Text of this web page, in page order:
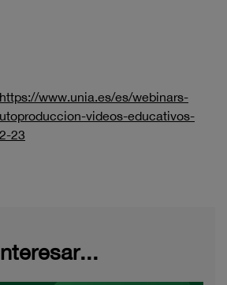
https://www.unia.es/es/webinars-
videos-educativos-
23